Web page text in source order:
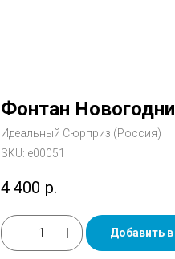
Фонтан
Идеальный Сюрприз (Россия)
SKU: е00051
4 400 р.
Добавить